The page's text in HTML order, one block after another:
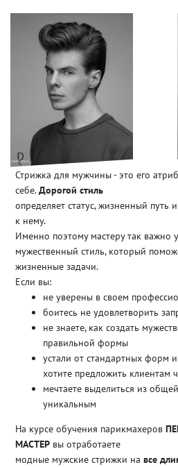
Стрижка для мужчины - это его
себе.Дорогой стиль
определяет статус, жизненный
к нему.
Именно поэтому мастеру так важно
мужественный стиль, который
жизненные задачи.
Если вы:
не уверены в своем
боитесь не удовлетворить
не знаете, как создать
правильной формы
устали от стандартных форм
хотите предложить клиентам
мечтаете выделиться из
уникальным
На курсе обучения парикмахеров
МАСТЕР вы отработаете
модные мужские стрижки на все